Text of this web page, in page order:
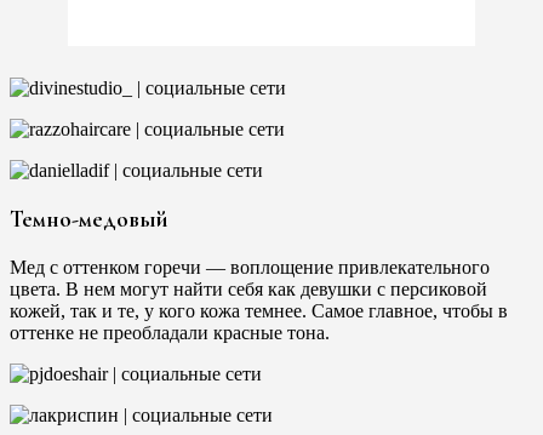
Темно-медовый
Мед с оттенком горечи — воплощение привлекательного
цвета. В нем могут найти себя как девушки с персиковой
кожей, так и те, у кого кожа темнее. Самое главное, чтобы в
оттенке не преобладали красные тона.